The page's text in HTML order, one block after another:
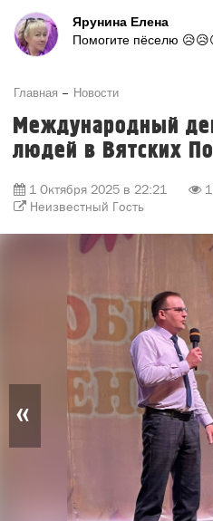
Ярунина Елена
Помогите пёселю
Главная Новости
Международный
людей в Вятских
1 Октября 2025 в 22:21
Неизвестный Гость
«